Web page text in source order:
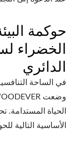
حوكمة
الخضراء
الدائري
في الساحة
الأساسية التالية